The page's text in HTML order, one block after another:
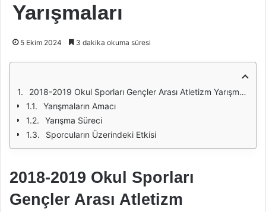
Yarışmaları
5 Ekim 2024 3 dakika okuma süresi
2018-2019 Okul Sporları Gençler Arası Atletizm Yarışmaları
Yarışmaların Amacı
Yarışma Süreci
Sporcuların Üzerindeki Etkisi
2018-2019 Okul Sporları
Gençler Arası Atletizm